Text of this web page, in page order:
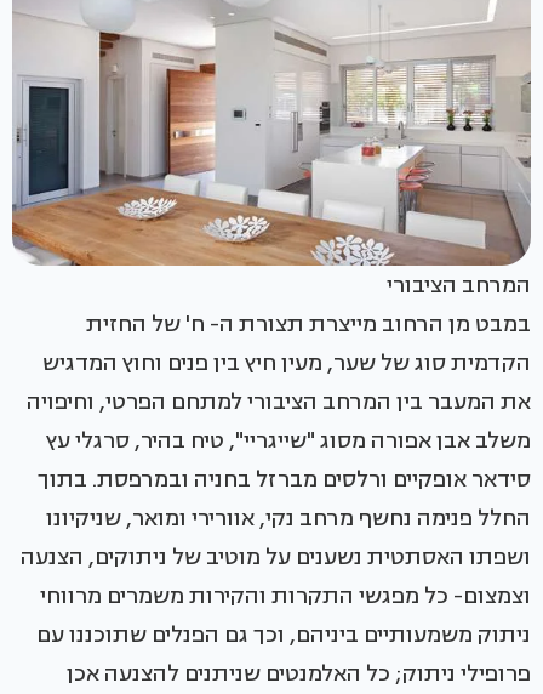
המרחב הציבורי
במבט מן הרחוב מייצרת תצורת ה- ח' של החזית
הקדמית סוג של שער, מעין חיץ בין פנים וחוץ המדגיש
את המעבר בין המרחב הציבורי למתחם הפרטי, וחיפויה
משלב אבן אפורה מסוג "שייגריי", טיח בהיר, סרגלי עץ
סידאר אופקיים ורלסים מברזל בחניה ובמרפסת. בתוך
החלל פנימה נחשף מרחב נקי, אוורירי ומואר, שניקיונו
ושפתו האסתטית נשענים על מוטיב של ניתוקים, הצנעה
וצמצום- כל מפגשי התקרות והקירות משמרים מרווחי
ניתוק משמעותיים ביניהם, וכך גם הפנלים שתוכננו עם
פרופילי ניתוק; כל האלמנטים שניתנים להצנעה אכן